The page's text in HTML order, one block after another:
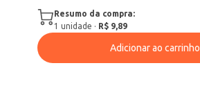
Resumo da compra:
1 unidade · R$ 9,89
Adicionar ao carrinho